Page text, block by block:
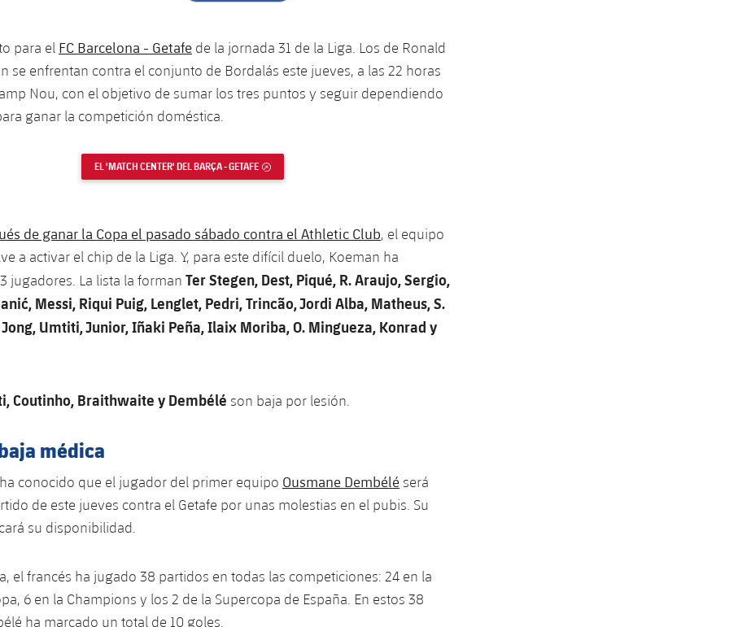
para el FC Barcelona - Getafe de la jornada 31 de la Liga. Los de Ronald
se enfrentan contra el conjunto de Bordalás este jueves, a las 22 horas
Nou, con el objetivo de sumar los tres puntos y seguir dependiendo
ganar la competición doméstica.
EL 'MATCH CENTER' DEL BARÇA - GETAFE ENLACE EXTERNO
de ganar la Copa el pasado sábado contra el Athletic Club, el equipo
a activar el chip de la Liga. Y, para este difícil duelo, Koeman ha
jugadores. La lista la forman Ter Stegen, Dest, Piqué, R. Araujo, Sergio,
Messi, Riqui Puig, Lenglet, Pedri, Trincão, Jordi Alba, Matheus, S.
Jong, Umtiti, Junior, Iñaki Peña, Ilaix Moriba, O. Mingueza, Konrad y
Coutinho, Braithwaite y Dembélé son baja por lesión.
médica
conocido que el jugador del primer equipo Ousmane Dembélé será
de este jueves contra el Getafe por unas molestias en el pubis. Su
su disponibilidad.
el francés ha jugado 38 partidos en todas las competiciones: 24 en la
6 en la Champions y los 2 de la Supercopa de España. En estos 38
ha marcado un total de 10 goles.